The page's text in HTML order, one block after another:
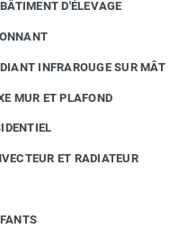
D'ÉLEVAGE
INFRAROUGE SUR MÂT
MUR ET PLAFOND
ET RADIATEUR